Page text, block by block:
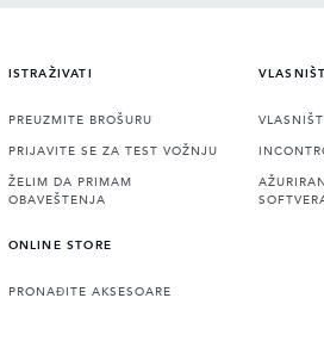
ISTRAŽIVATI
PREUZMITE BROŠURU
PRIJAVITE SE ZA TEST VOŽNJU
ŽELIM DA PRIMAM
OBAVEŠTENJA
ONLINE STORE
PRONAĐITE AKSESOARE